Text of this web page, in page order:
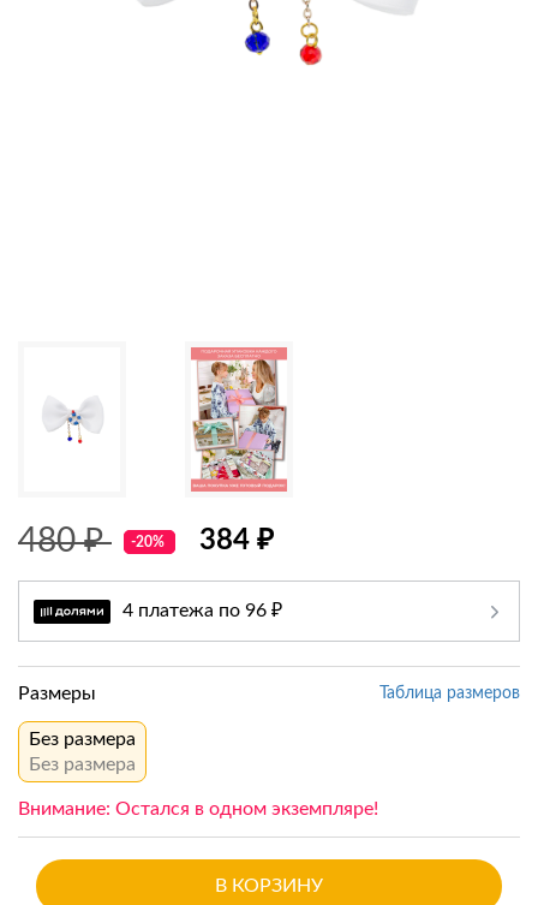
480 ₽ -20% 384 ₽
4 платежа по 96 ₽
Таблица размеров
Размеры
Без размера
Без размера
Внимание: Остался в одном экземпляре!
В КОРЗИНУ